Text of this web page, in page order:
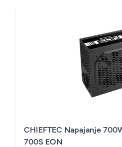
CHIEFTEC Napajanje
700S EON